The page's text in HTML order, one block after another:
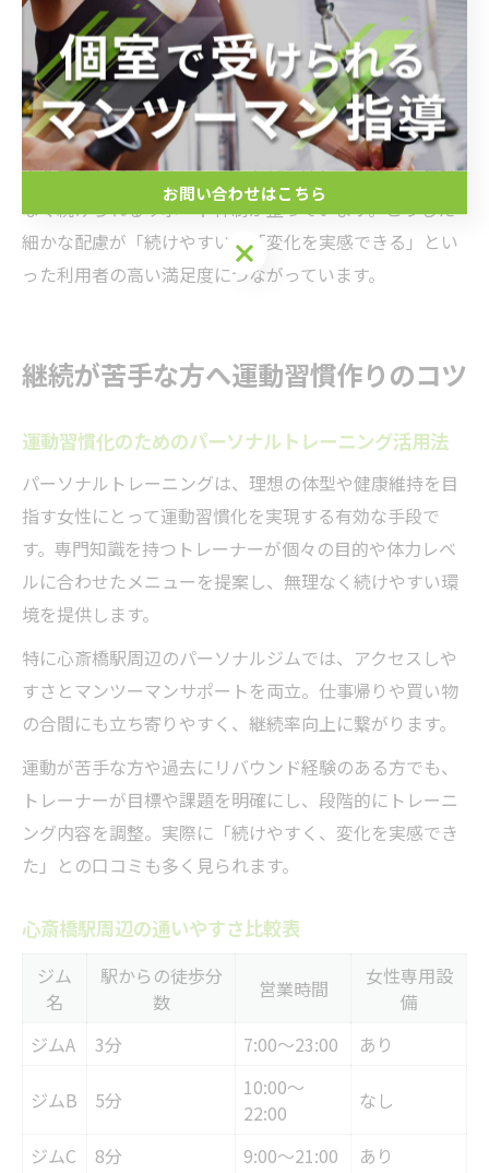
のフィードバックを通じて、達成感やモチベーションを
維持しやすい環境を提供しています。
また、オンラインでの予約管理や急な予定変更にも柔軟
に対応可能なシステム、トレーニング後のアフターケア
や食事アドバイスのフォローなど、忙しい女性でも無理
なく続けられるサポート体制が整っています。こうした
細かな配慮が「続けやすい」「変化を実感できる」とい
った利用者の高い満足度につながっています。
継続が苦手な方へ運動習慣作りのコツ
運動習慣化のためのパーソナルトレーニング活用法
パーソナルトレーニングは、理想の体型や健康維持を目
指す女性にとって運動習慣化を実現する有効な手段で
す。専門知識を持つトレーナーが個々の目的や体力レベ
ルに合わせたメニューを提案し、無理なく続けやすい環
境を提供します。
特に心斎橋駅周辺のパーソナルジムでは、アクセスしや
すさとマンツーマンサポートを両立。仕事帰りや買い物
の合間にも立ち寄りやすく、継続率向上に繋がります。
運動が苦手な方や過去にリバウンド経験のある方でも、
トレーナーが目標や課題を明確にし、段階的にトレーニ
ング内容を調整。実際に「続けやすく、変化を実感でき
た」との口コミも多く見られます。
心斎橋駅周辺の通いやすさ比較表
ジム
名
駅からの徒歩分
数
営業時間
女性専用設
備
ジムA
3分 7:00～23:00 あり
ジムB 5分
10:00～
22:00
なし
ジムC 8分 9:00～21:00 あり
お問い合わせはこちら